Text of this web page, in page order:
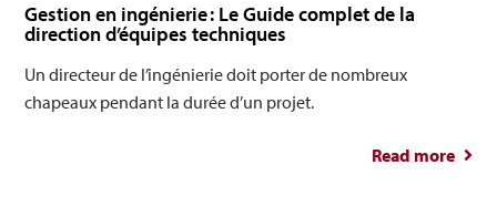
Gestion en ingénierie : Le Guide complet de la
direction d’équipes techniques
Un directeur de l’ingénierie doit porter de nombreux
chapeaux pendant la durée d’un projet.
Read more